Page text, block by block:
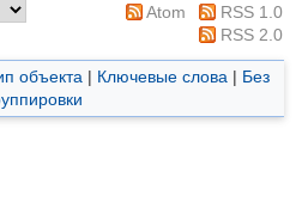
Atom
RSS 1.0
RSS 2.0
объекта | Ключевые слова | Без